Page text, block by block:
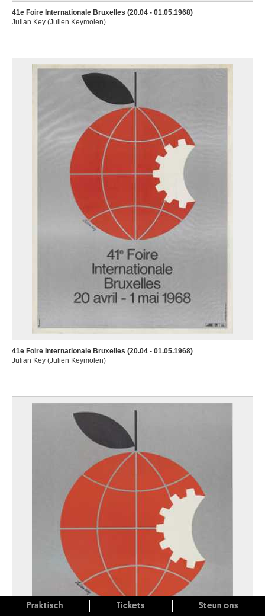
41e Foire Internationale Bruxelles (20.04 - 01.05.1968)
Julian Key (Julien Keymolen)
41e Foire Internationale Bruxelles (20.04 - 01.05.1968)
Julian Key (Julien Keymolen)
Praktisch Tickets Steun ons